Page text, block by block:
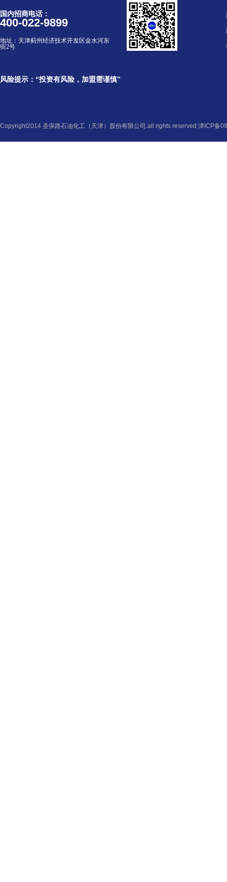
国内招商电话：
400-022-9899
地址： 天津蓟州经济技术开发区金水河东
街2号
风险提示：“投资有风险，加盟需谨慎”
Copyright2014 圣保路石油化工（天津）股份有限公司.all rights reserved 津ICP备